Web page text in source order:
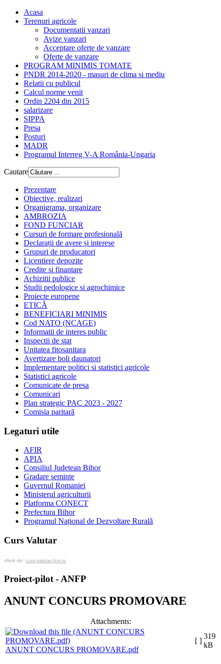
Acasa
Terenuri agricole
Documentatii vanzari
Avize vanzari
Acceptare oferte de vanzare
Oferte de vanzare
PROGRAM MINIMIS TOMATE
PNDR 2014-2020 - masuri de clima si mediu
Relatii cu publicul
Calcul norme venit
Ordin 2204 din 2015
salarizare
SIPPA
Presa
Posturi
MADR
Programul Interreg V-A România-Ungaria
Cautare
Prezentare
Obiective, realizari
Organigrama, organizare
AMBROZIA
FOND FUNCIAR
Cursuri de formare profesională
Declarații de avere și interese
Grupuri de producatori
Licentiere depozite
Credite si finantare
Achizitii publice
Studii pedologice si agrochimice
Proiecte europene
ETICĂ
BENEFICIARI MINIMIS
Cod NATO (NCAGE)
Informatii de interes public
Inspectii de stat
Unitatea fitosanitara
Avertizare boli daunatori
Implementare politici si statistici agricole
Statistici agricole
Comunicate de presa
Comunicari
Plan strategic PAC 2023 - 2027
Comisia paritară
Legaturi utile
AFIR
APIA
Consiliul Judetean Bihor
Gradare seminte
Guvernul Romaniei
Ministerul agriculturii
Platforma CONECT
Prefectura Bihor
Programul Național de Dezvoltare Rurală
Curs Valutar
oferit de: curs-valutar-bnr.ro
Proiect-pilot - ANFP
ANUNT CONCURS PROMOVARE
Attachments:
ANUNT CONCURS PROMOVARE.pdf
[ ]
319
kB